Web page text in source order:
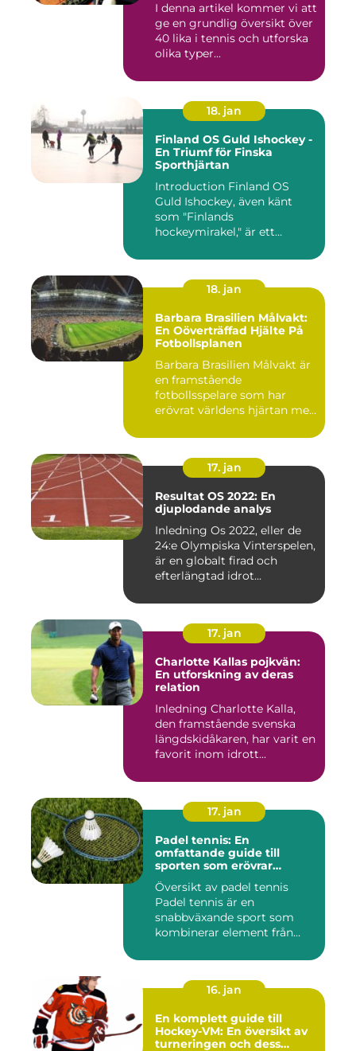
spännande och
frustrerande för spelare
och fans
I denna artikel kommer vi att
ge en grundlig översikt över
40 lika i tennis och utforska
olika typer...
18. jan
Finland OS Guld Ishockey -
En Triumf för Finska
Sporthjärtan
Introduction Finland OS
Guld Ishockey, även känt
som "Finlands
hockeymirakel," är ett
18. jan
Barbara Brasilien Målvakt:
En Oöverträffad Hjälte På
Fotbollsplanen
Barbara Brasilien Målvakt är
en framstående
fotbollsspelare som har
erövrat världens hjärtan med
17. jan
Resultat OS 2022: En
djuplodande analys
Inledning Os 2022, eller de
24:e Olympiska Vinterspelen,
är en globalt firad och
efterlängtad idrot...
17. jan
Charlotte Kallas pojkvän:
En utforskning av deras
relation
Inledning Charlotte Kalla,
den framstående svenska
längdskidåkaren, har varit en
favorit inom idrott...
17. jan
Padel tennis: En
omfattande guide till
sporten som erövrar
världen
Översikt av padel tennis
Padel tennis är en
snabbväxande sport som
kombinerar element från
16. jan
En komplett guide till
Hockey-VM: En översikt av
turneringen och dess